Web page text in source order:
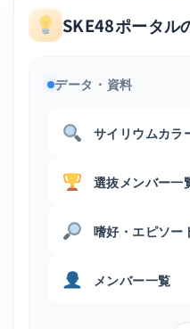
SKE48ポータル
データ・資料
サイリウムカラ
選抜メンバー一
嗜好・エピソー
メンバー一覧